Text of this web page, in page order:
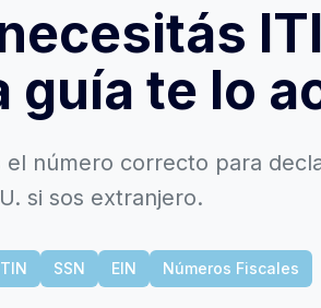
guía te lo
número correcto para
si sos extranjero.
SSN EIN Números Fiscales